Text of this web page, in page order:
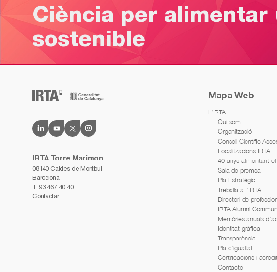
Ciència per
sostenible
IRTA Torre Marimon
08140 Caldes de Montbui
Barcelona
T. 93 467 40 40
Contactar
Mapa Web
L’IRTA
Qui som
Organització
Consell Científic
Localitzacions IRTA
40 anys alimentant
Sala de premsa
Pla Estratègic
Treballa a l’IRTA
Directori de
IRTA Alumni
Memòries anuals
Identitat gràfica
Transparència
Pla d’igualtat
Certificacions i
Contacte